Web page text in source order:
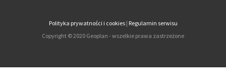
Polityka prywatności i cookies| Regulamin serwisu
Copyright © 2020 Geoplan - wszelkie prawa zastrzeżone